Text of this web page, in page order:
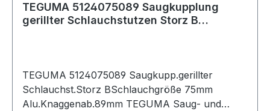
TEGUMA 5124075089 Saugkupplung
gerillter Schlauchstutzen Storz B
TEGUMA 5124075089 Saugkupp.gerillter
Schlauchst.Storz BSchlauchgröße 75mm
Alu.Knaggenab.89mm TEGUMA Saug- und